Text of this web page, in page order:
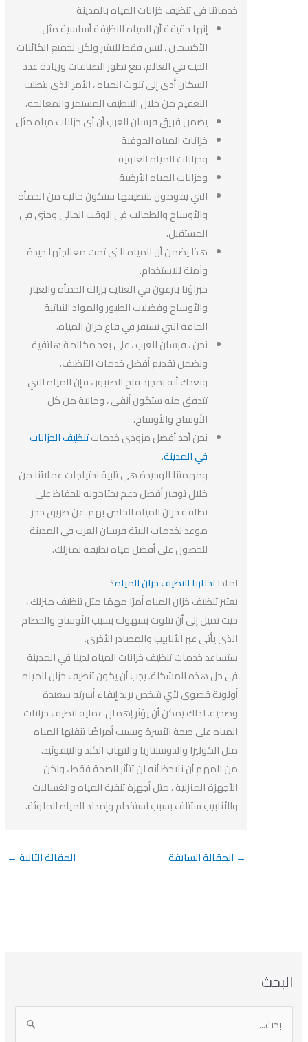
خدماتنا فى تنظيف خزانات المياه بالمدينة
إنها حقيقة أن المياه النظيفة أساسية مثل
الأكسجين ، ليس فقط للبشر ولكن لجميع الكائنات
الحية في العالم. مع تطور الصناعات وزيادة عدد
السكان أدى إلى تلوث المياه ، الأمر الذي يتطلب
التعقيم من خلال التنظيف المستمر والمعالجة.
يضمن فريق فرسان العرب أن أي خزانات مياه مثل
خزانات المياه الجوفية
وخزانات المياه العلوية
وخزانات المياه الأرضية
التي يقومون بتنظيفها ستكون خالية من الحمأة
والأوساخ والطحالب في الوقت الحالي وحتى في
المستقبل.
هذا يضمن أن المياه التي تمت معالجتها جيدة
وآمنة للاستخدام.
خبراؤنا بارعون في العناية بإزالة الحمأة والغبار
والأوساخ وفضلات الطيور والمواد النباتية
الجافة التي تستقر في قاع خزان المياه.
نحن ، فرسان العرب ، على بعد مكالمة هاتفية
ونضمن تقديم أفضل خدمات التنظيف.
ونعدك أنه بمجرد فتح الصنبور ، فإن المياه التي
تتدفق منه ستكون أنقى ، وخالية من كل
الأوساخ والأوساخ.
نحن أحد أفضل مزودي خدماتتنظيف الخزانات
في المدينة.
ومهمتنا الوحيدة هي تلبية احتياجات عملائنا من
خلال توفير أفضل دعم يحتاجونه للحفاظ على
نظافة خزان المياه الخاص بهم. عن طريق حجز
موعد لخدمات البيئة فرسان العرب في المدينة
للحصول على أفضل مياه نظيفة لمنزلك.
لماذاتختارنا لتنظيف خزان المياه؟
يعتبر تنظيف خزان المياه أمرًا مهمًا مثل تنظيف منزلك ،
حيث تميل إلى أن تتلوث بسهولة بسبب الأوساخ والحطام
الذي يأتي عبر الأنابيب والمصادر الأخرى.
ستساعد خدمات تنظيف خزانات المياه لدينا في المدينة
في حل هذه المشكلة. يجب أن يكون تنظيف خزان المياه
أولوية قصوى لأي شخص يريد إبقاء أسرته سعيدة
وصحية. لذلك يمكن أن يؤثر إهمال عملية تنظيف خزانات
المياه على صحة الأسرة ويسبب أمراضًا تنقلها المياه
مثل الكوليرا والدوسنتاريا والتهاب الكبد والتيفوئيد.
من المهم أن نلاحظ أنه لن تتأثر الصحة فقط ، ولكن
الأجهزة المنزلية ، مثل أجهزة تنقية المياه والغسالات
والأنابيب ستتلف بسبب استخدام وإمداد المياه الملوثة.
المقالة السابقة المقالة التالية←